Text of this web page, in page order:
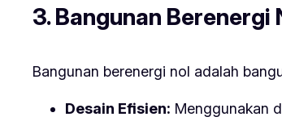
3. Bangunan Berenergi
Bangunan berenergi nol adalah
Desain Efisien: Menggunakan